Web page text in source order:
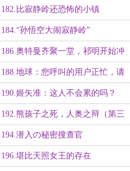
啦！
182.比寂静岭还恐怖的小镇
184.“孙悟空大闹寂静岭”
186.奥特曼齐聚一堂，祁明开始冲
锋（第三更）
188.地球：您呼叫的用户正忙，请
稍后再拨
190.姬矢准：这人不会累的吗？
192.熊孩子之死，人奥之辩（第三
更）
194.潜入の秘密搜查官
196.堪比天照女王的存在